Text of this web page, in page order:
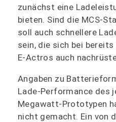
zunächst eine
bieten. Sind die MCS-
soll auch schnellere
sein, die sich bei
E-Actros auch
Angaben zu
Lade-Performance des
Megawatt-Prototypen
nicht gemacht. Ein von